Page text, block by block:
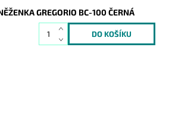
GREGORIO BC-100 ČERNÁ